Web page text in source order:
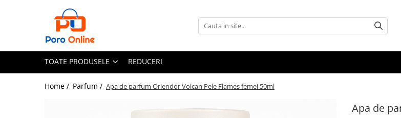
Toate Produsele
TOATE PRODUSELE REDUCERI
Home / Parfum / Apa de parfum Oriendor Volcan Pele Flames femei 50ml
Apa de